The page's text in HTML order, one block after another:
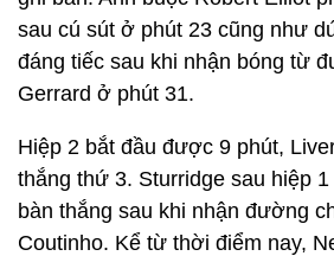
sau cú sút ở phút 23 cũng như
đáng tiếc sau khi nhận bóng từ
Gerrard ở phút 31.
Hiệp 2 bắt đầu được 9 phút,
thắng thứ 3. Sturridge sau hiệp
bàn thắng sau khi nhận đường
Coutinho. Kể từ thời điểm nay,